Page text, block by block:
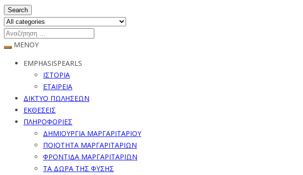
Search
ΜΕΝΟΥ
EMPHASISPEARLS
ΙΣΤΟΡΙΑ
ΕΤΑΙΡΕΙΑ
ΔΙΚΤΥΟ ΠΩΛΗΣΕΩΝ
ΕΚΘΕΣΕΙΣ
ΠΛΗΡΟΦΟΡΙΕΣ
ΔΗΜΙΟΥΡΓΙΑ ΜΑΡΓΑΡΙΤΑΡΙΟΥ
ΠΟΙΟΤΗΤΑ ΜΑΡΓΑΡΙΤΑΡΙΩΝ
ΦΡΟΝΤΙΔΑ ΜΑΡΓΑΡΙΤΑΡΙΩΝ
ΤΑ ΔΩΡΑ ΤΗΣ ΦΥΣΗΣ